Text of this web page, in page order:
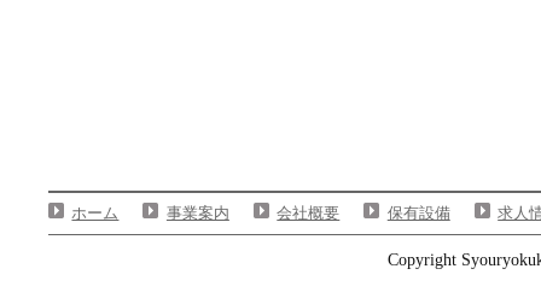
ホーム 事業案内 会社概要 保有設備 求人
Copyright